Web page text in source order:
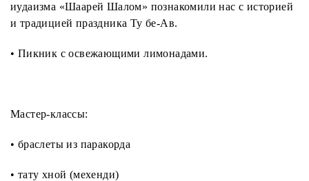
иудаизма «Шаарей Шалом» познакомили нас с историей
и традицией праздника Ту бе-Ав.
• Пикник с освежающими лимонадами.
Мастер-классы:
• браслеты из паракорда
• тату хной (мехенди)